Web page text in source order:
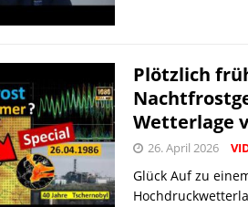
Plötzlich
Wetterlage
26. April 2026
Glück Auf zu